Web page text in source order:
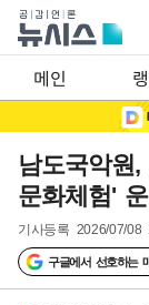
메인
남도국악원
문화체험'
기사등록 2026/07/08
구글에서 선호하는